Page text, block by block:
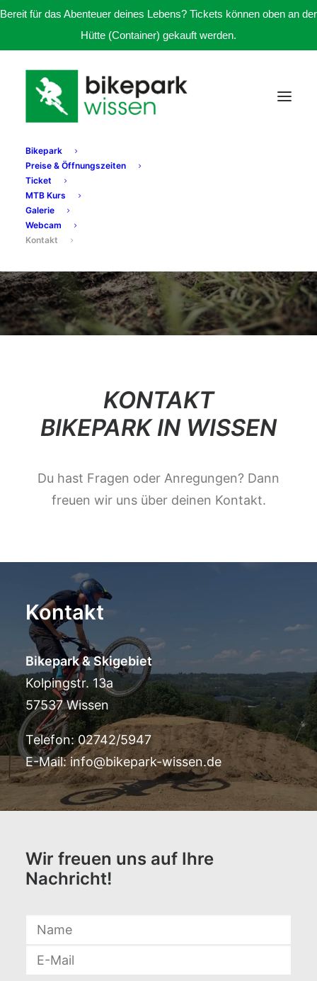
Bereit für das Abenteuer deines Lebens? Tickets können oben an der
Hütte (Container) gekauft werden.
Bikepark
Preise & Öffnungszeiten
Ticket
MTB Kurs
Galerie
Webcam
Kontakt
KONTAKT
BIKEPARK IN WISSEN
Du hast Fragen oder Anregungen? Dann
freuen wir uns über deinen Kontakt.
Kontakt
Bikepark & Skigebiet
Kolpingstr. 13a
57537 Wissen
Telefon: 02742/5947
E-Mail:info@bikepark-wissen.de
Wir freuen uns auf Ihre
Nachricht!